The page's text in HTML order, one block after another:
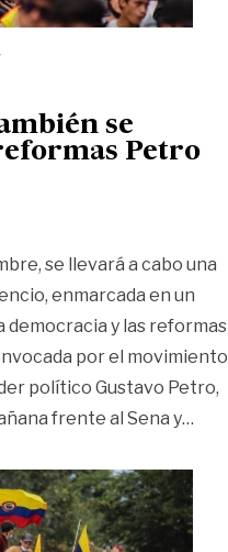
se
Petro
se llevará a cabo una
enmarcada en un
democracia y las reformas
por el movimiento
político Gustavo Petro,
frente al Sena y…